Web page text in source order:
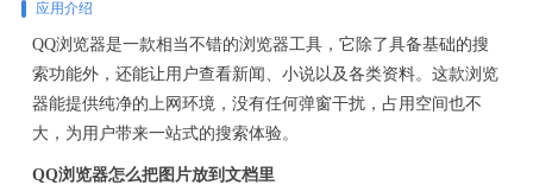
应用介绍
QQ浏览器是一款相当不错的浏览器工具，它除了具备基础的搜
索功能外，还能让用户查看新闻、小说以及各类资料。这款浏览
器能提供纯净的上网环境，没有任何弹窗干扰，占用空间也不
大，为用户带来一站式的搜索体验。
QQ浏览器怎么把图片放到文档里